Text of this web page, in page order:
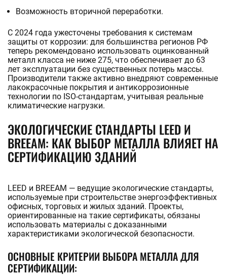
Возможность вторичной переработки.
С 2024 года ужесточены требования к системам
защиты от коррозии: для большинства регионов РФ
теперь рекомендовано использовать оцинкованный
металл класса не ниже 275, что обеспечивает до 63
лет эксплуатации без существенных потерь массы.
Производители также активно внедряют современные
лакокрасочные покрытия и антикоррозионные
технологии по ISO-стандартам, учитывая реальные
климатические нагрузки.
ЭКОЛОГИЧЕСКИЕ СТАНДАРТЫ LEED И
BREEAM: КАК ВЫБОР МЕТАЛЛА ВЛИЯЕТ НА
СЕРТИФИКАЦИЮ ЗДАНИЙ
LEED и BREEAM — ведущие экологические стандарты,
используемые при строительстве энергоэффективных
офисных, торговых и жилых зданий. Проекты,
ориентированные на такие сертификаты, обязаны
использовать материалы с доказанными
характеристиками экологической безопасности.
ОСНОВНЫЕ КРИТЕРИИ ВЫБОРА МЕТАЛЛА ДЛЯ
СЕРТИФИКАЦИИ: